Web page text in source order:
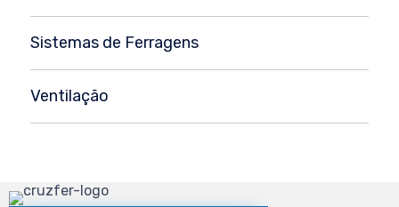
Sistemas de Ferragens
Ventilação